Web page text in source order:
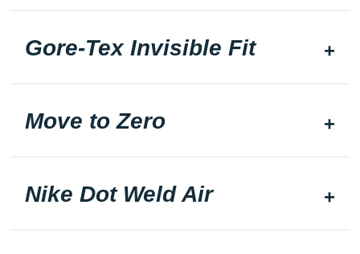
Gore-Tex Invisible Fit
Move to Zero
Nike Dot Weld Air